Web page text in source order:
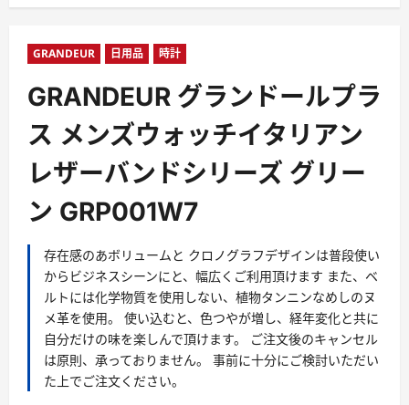
メ
ュ
GRANDEUR 日用品 時計
GRANDEUR グランドールプラ
ス メンズウォッチイタリアン
レザーバンドシリーズ グリー
ン GRP001W7
存在感のあボリュームと クロノグラフデザインは普段使い
からビジネスシーンにと、幅広くご利用頂けます また、ベ
ルトには化学物質を使用しない、植物タンニンなめしのヌ
メ革を使用。 使い込むと、色つやが増し、経年変化と共に
自分だけの味を楽しんで頂けます。 ご注文後のキャンセル
は原則、承っておりません。 事前に十分にご検討いただい
た上でご注文ください。